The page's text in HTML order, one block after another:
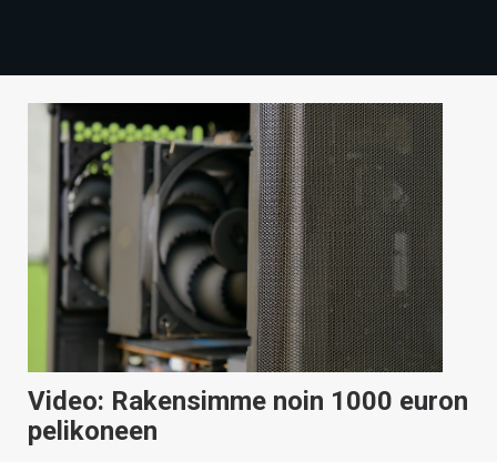
TECHBBS
TIETOA
HINTA.FI
KAUPPA
VAIHDA TEEMA
HAKU
Video: Rakensimme noin 1000 euron
pelikoneen